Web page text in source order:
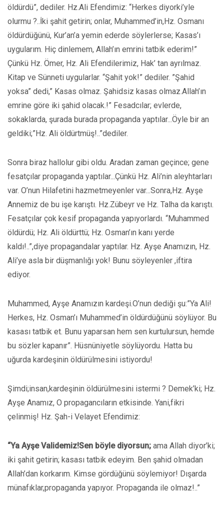
öldürdü”, dediler. Hz.Ali Efendimiz: “Herkes diyorki’yle
olurmu ?..İki şahit getirin; onlar, Muhammed’in,Hz. Osmanı
öldürdüğünü, Kur’an’a yemin ederde söylerlerse; Kasas’ı
uygularım. Hiç dinlemem, Allah’ın emrini tatbik ederim!”
Çünkü Hz. Ömer, Hz. Ali Efendilerimiz, Hak’ tan ayrılmaz.
Kitap ve Sünneti uygularlar. “Şahit yok!” dediler. ”Şahid
yoksa” dedi,” Kasas olmaz. Şahidsiz kasas olmaz.Allah’ın
emrine göre iki şahid olacak.!” Fesadcılar; evlerde,
sokaklarda, şurada burada propaganda yaptılar...Öyle bir an
geldiki;”Hz. Ali öldürtmüş!..”dediler.
Sonra biraz hallolur gibi oldu. Aradan zaman geçince; gene
fesatçılar propaganda yaptılar...Çünkü Hz. Ali’nin aleyhtarları
var. O’nun Hilafetini hazmetmeyenler var...Sonra,Hz. Ayşe
Annemiz de bu işe karıştı. Hz.Zübeyr ve Hz. Talha da karıştı.
Fesatçılar çok kesif propaganda yapıyorlardı. “Muhammed
öldürdü; Hz. Ali öldürttü; Hz. Osman’ın kanı yerde
kaldı!..”,diye propagandalar yaptılar. Hz. Ayşe Anamızın, Hz.
Ali’ye asla bir düşmanlığı yok! Bunu söyleyenler ,iftira
ediyor.
Muhammed, Ayşe Anamızın kardeşi.O’nun dediği şu:”Ya Ali!
Herkes, Hz. Osman’ı Muhammed’in öldürdüğünü söylüyor. Bu
kasası tatbik et. Bunu yaparsan hem sen kurtulursun, hemde
bu sözler kapanır”. Hüsnüniyetle söylüyordu. Hatta bu
uğurda kardeşinin öldürülmesini istiyordu!
Şimdi;insan,kardeşinin öldürülmesini istermi ? Demek’ki; Hz.
Ayşe Anamız, O propagancıların etkisinde. Yani,fikri
çelinmiş! Hz. Şah-i Velayet Efendimiz:
“Ya Ayşe Validemiz!Sen böyle diyorsun; ama Allah diyor’ki;
iki şahit getirin; kasası tatbik edeyim. Ben şahid olmadan
Allah’dan korkarım. Kimse gördüğünü söylemiyor! Dışarda
münafıklar,propaganda yapıyor. Propaganda ile olmaz!..”